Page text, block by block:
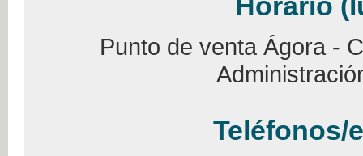
Punto de venta Ágora -
Teléfonos/